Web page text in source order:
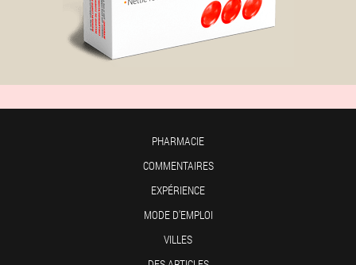
PHARMACIE
COMMENTAIRES
EXPÉRIENCE
MODE D'EMPLOI
VILLES